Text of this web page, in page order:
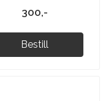
300,-
Bestill